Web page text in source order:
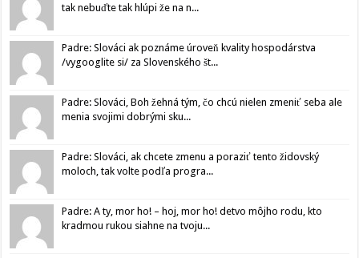
tak nebuďte tak hlúpi že na n...
Padre: Slováci ak poznáme úroveň kvality hospodárstva
/vygooglite si/ za Slovenského št...
Padre: Slováci, Boh žehná tým, čo chcú nielen zmeniť seba ale
menia svojimi dobrými sku...
Padre: Slováci, ak chcete zmenu a poraziť tento židovský
moloch, tak volte podľa progra...
Padre: A ty, mor ho! – hoj, mor ho! detvo môjho rodu, kto
kradmou rukou siahne na tvoju...